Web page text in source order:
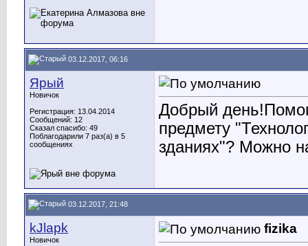
03.12.2017, 06:16
Ярый
Новичок
Регистрация: 13.04.2014
Сообщений: 12
Сказал спасибо: 49
Поблагодарили 7 раз(а) в 5
сообщениях
Добрый
предмету
зданиях"? Можно
03.12.2017, 21:48
kJlapk
Новичок
fizika